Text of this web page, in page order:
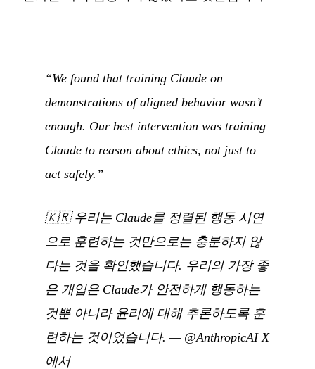
“We found that training Claude on
demonstrations of aligned behavior wasn’t
enough. Our best intervention was training
Claude to reason about ethics, not just to
act safely.”
🇰🇷우리는 Claude를 정렬된 행동 시연
으로 훈련하는 것만으로는 충분하지 않
다는 것을 확인했습니다. 우리의 가장 좋
은 개입은 Claude가 안전하게 행동하는
것뿐 아니라 윤리에 대해 추론하도록 훈
련하는 것이었습니다. — @AnthropicAI X
에서